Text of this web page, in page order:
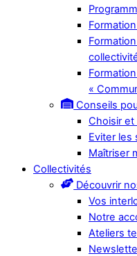
«
Conseils
Choisir et
Eviter les
Maîtriser
Collectivités
Découvrir
Vos
Notre
Ateliers